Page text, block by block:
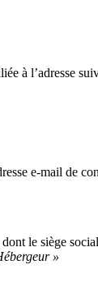
à l’adresse
e-mail de
le siège
»